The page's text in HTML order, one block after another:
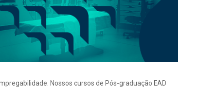
Nossos cursos de Pós-graduação EAD